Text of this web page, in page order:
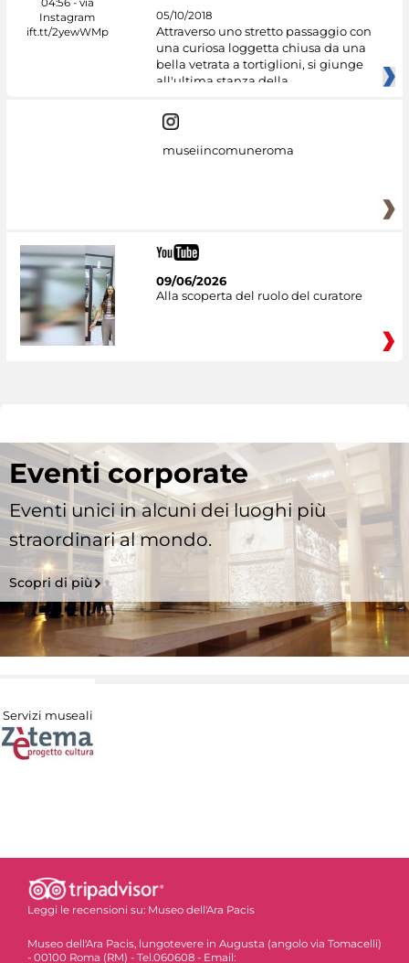
05/10/2018
Attraverso uno stretto passaggio con
una curiosa loggetta chiusa da una
bella vetrata a tortiglioni, si giunge
all'ultima stanza della
museiincomuneroma
09/06/2026
Alla scoperta del ruolo del curatore
Eventi corporate
Eventi unici in alcuni dei luoghi più
straordinari al mondo.
Scopri di più
Servizi museali
Leggi le recensioni su: Museo dell'Ara Pacis
Museo dell'Ara Pacis, lungotevere in Augusta (angolo via Tomacelli)
- 00100 Roma (RM) - Tel.060608 - Email: